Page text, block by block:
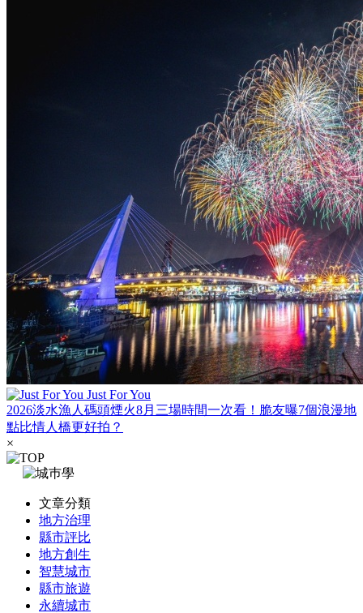
Just For You
2026淡水漁人碼頭煙火8月三場時間一次看！脆友曝7個浪漫地
點比情人橋更好拍？
×
文章分類
地方治理
縣市評比
地方創生
智慧城市
縣市旅遊
永續城市